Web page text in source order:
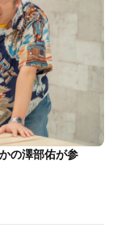
の澤部佑が参